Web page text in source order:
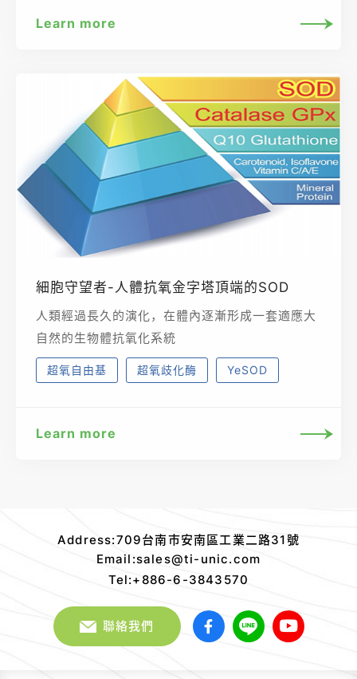
Learn more
細胞守望者-人體抗氧金字塔頂端的SOD
人類經過長久的演化，在體內逐漸形成一套適應大
自然的生物體抗氧化系統
超氧自由基 超氧歧化酶 YeSOD
Learn more
Address:709台南市安南區工業二路31號
Email:sales@ti-unic.com
Tel:+886-6-3843570
聯絡我們